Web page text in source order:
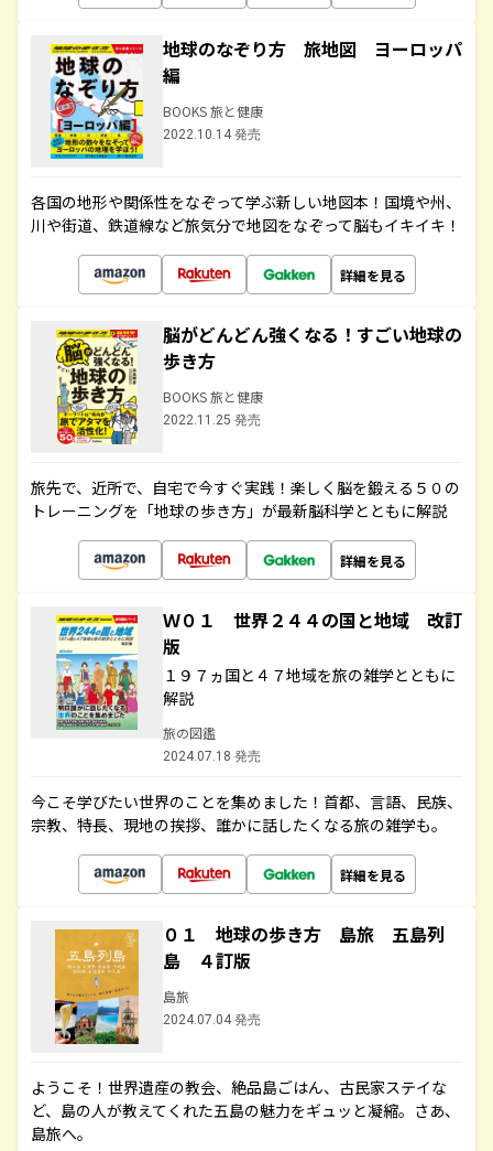
地球のなぞり方 旅地図 ヨーロッパ
編
BOOKS 旅と健康
2022.10.14 発売
各国の地形や関係性をなぞって学ぶ新しい地図本！国境や州、
川や街道、鉄道線など旅気分で地図をなぞって脳もイキイキ！
詳細を見る
脳がどんどん強くなる！すごい地球の
歩き方
BOOKS 旅と健康
2022.11.25 発売
旅先で、近所で、自宅で今すぐ実践！楽しく脳を鍛える５０の
トレーニングを「地球の歩き方」が最新脳科学とともに解説
詳細を見る
Ｗ０１ 世界２４４の国と地域 改訂
版
１９７ヵ国と４７地域を旅の雑学とともに
解説
旅の図鑑
2024.07.18 発売
今こそ学びたい世界のことを集めました！首都、言語、民族、
宗教、特長、現地の挨拶、誰かに話したくなる旅の雑学も。
詳細を見る
０１ 地球の歩き方 島旅 五島列
島 ４訂版
島旅
2024.07.04 発売
ようこそ！世界遺産の教会、絶品島ごはん、古民家ステイな
ど、島の人が教えてくれた五島の魅力をギュッと凝縮。さあ、
島旅へ。